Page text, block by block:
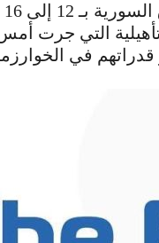
العام الحالي.
في